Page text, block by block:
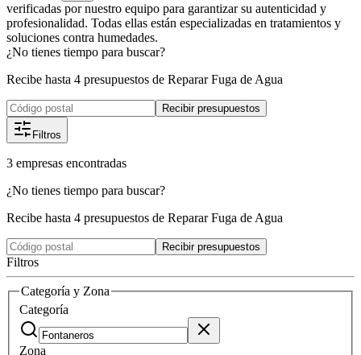
verificadas por nuestro equipo para garantizar su autenticidad y
profesionalidad. Todas ellas están especializadas en tratamientos y
soluciones contra humedades.
¿No tienes tiempo para buscar?
Recibe hasta 4 presupuestos de Reparar Fuga de Agua
Recibir presupuestos
Filtros
3 empresas encontradas
¿No tienes tiempo para buscar?
Recibe hasta 4 presupuestos de Reparar Fuga de Agua
Recibir presupuestos
Filtros
Categoría y Zona
Categoría
Zona